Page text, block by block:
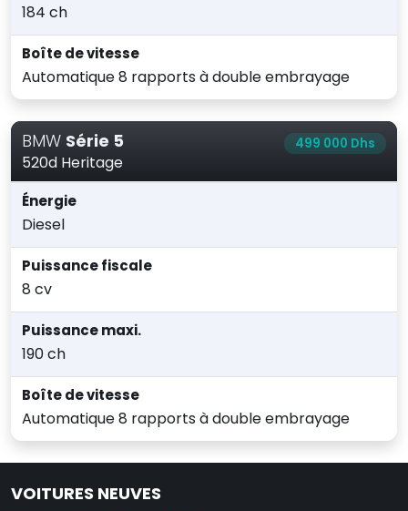
184 ch
Boîte de vitesse
Automatique 8 rapports à double embrayage
BMW Série 5
520d Heritage
499 000 Dhs
Énergie
Diesel
Puissance fiscale
8 cv
Puissance maxi.
190 ch
Boîte de vitesse
Automatique 8 rapports à double embrayage
VOITURES NEUVES